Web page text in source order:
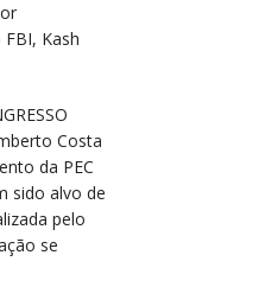
Kash
Costa
da PEC
sido alvo de
pelo
se